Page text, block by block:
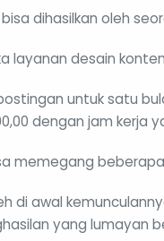
dihasilkan oleh
layanan desain
untuk satu
dengan jam kerja
memegang beberapa
di awal
yang lumayan